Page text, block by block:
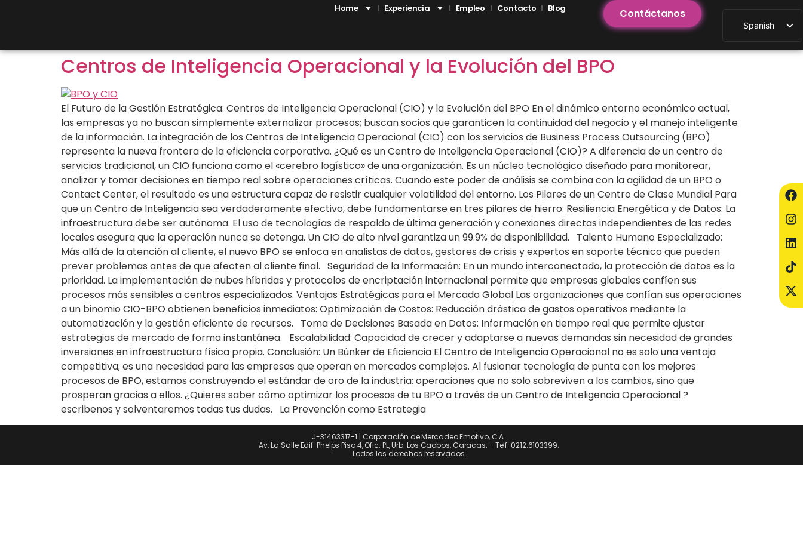
Contáctanos
Spanish
Home Experiencia Empleo Contacto Blog
Centros de Inteligencia Operacional y la Evolución del BPO
El Futuro de la Gestión Estratégica: Centros de Inteligencia Operacional (CIO) y la Evolución del BPO En el dinámico entorno económico actual,
las empresas ya no buscan simplemente externalizar procesos; buscan socios que garanticen la continuidad del negocio y el manejo inteligente
de la información. La integración de los Centros de Inteligencia Operacional (CIO) con los servicios de Business Process Outsourcing (BPO)
representa la nueva frontera de la eficiencia corporativa. ¿Qué es un Centro de Inteligencia Operacional (CIO)? A diferencia de un centro de
servicios tradicional, un CIO funciona como el «cerebro logístico» de una organización. Es un núcleo tecnológico diseñado para monitorear,
analizar y tomar decisiones en tiempo real sobre operaciones críticas. Cuando este poder de análisis se combina con la agilidad de un BPO o
Contact Center, el resultado es una estructura capaz de resistir cualquier volatilidad del entorno. Los Pilares de un Centro de Clase Mundial Para
que un Centro de Inteligencia sea verdaderamente efectivo, debe fundamentarse en tres pilares de hierro: Resiliencia Energética y de Datos: La
infraestructura debe ser autónoma. El uso de tecnologías de respaldo de última generación y conexiones directas independientes de las redes
locales asegura que la operación nunca se detenga. Un CIO de alto nivel garantiza un 99.9% de disponibilidad. Talento Humano Especializado:
Más allá de la atención al cliente, el nuevo BPO se enfoca en analistas de datos, gestores de crisis y expertos en soporte técnico que pueden
prever problemas antes de que afecten al cliente final. Seguridad de la Información: En un mundo interconectado, la protección de datos es la
prioridad. La implementación de nubes híbridas y protocolos de encriptación internacional permite que empresas globales confíen sus
procesos más sensibles a centros especializados. Ventajas Estratégicas para el Mercado Global Las organizaciones que confían sus operaciones
a un binomio CIO-BPO obtienen beneficios inmediatos: Optimización de Costos: Reducción drástica de gastos operativos mediante la
automatización y la gestión eficiente de recursos. Toma de Decisiones Basada en Datos: Información en tiempo real que permite ajustar
estrategias de mercado de forma instantánea. Escalabilidad: Capacidad de crecer y adaptarse a nuevas demandas sin necesidad de grandes
inversiones en infraestructura física propia. Conclusión: Un Búnker de Eficiencia El Centro de Inteligencia Operacional no es solo una ventaja
competitiva; es una necesidad para las empresas que operan en mercados complejos. Al fusionar tecnología de punta con los mejores
procesos de BPO, estamos construyendo el estándar de oro de la industria: operaciones que no solo sobreviven a los cambios, sino que
prosperan gracias a ellos. ¿Quieres saber cómo optimizar los procesos de tu BPO a través de un Centro de Inteligencia Operacional ?
escribenos y solventaremos todas tus dudas. La Prevención como Estrategia
J-31463317-1 | Corporación de Mercadeo Emotivo, C.A.
Av. La Salle Edif. Phelps Piso 4, Ofic. PL, Urb. Los Caobos, Caracas. - Telf: 0212.6103399.
Todos los derechos reservados.